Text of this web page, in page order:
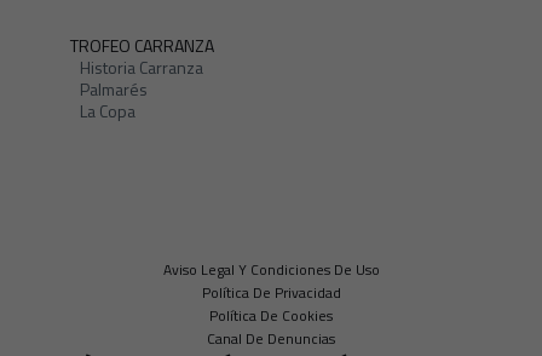
TROFEO CARRANZA
Historia Carranza
Palmarés
La Copa
Aviso Legal Y Condiciones De Uso
Política De Privacidad
Política De Cookies
Canal De Denuncias